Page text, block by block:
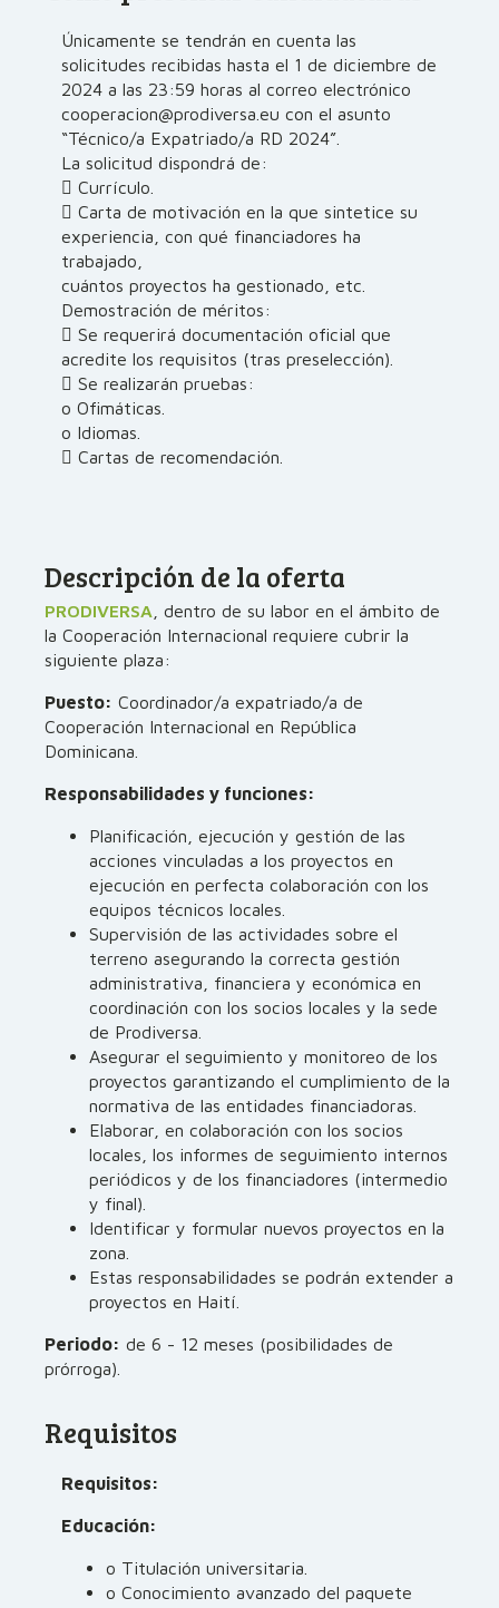
Únicamente se tendrán en cuenta las
solicitudes recibidas hasta el 1 de diciembre de
2024 a las 23:59 horas al correo electrónico
cooperacion@prodiversa.eu con el asunto
“Técnico/a Expatriado/a RD 2024”.
La solicitud dispondrá de:
 Currículo.
 Carta de motivación en la que sintetice su
experiencia, con qué financiadores ha
trabajado,
cuántos proyectos ha gestionado, etc.
Demostración de méritos:
 Se requerirá documentación oficial que
acredite los requisitos (tras preselección).
 Se realizarán pruebas:
o Ofimáticas.
o Idiomas.
 Cartas de recomendación.
Descripción de la oferta
PRODIVERSA , dentro de su labor en el ámbito de
la Cooperación Internacional requiere cubrir la
siguiente plaza:
Puesto: Coordinador/a expatriado/a de
Cooperación Internacional en República
Dominicana.
Responsabilidades y funciones:
Planificación, ejecución y gestión de las
acciones vinculadas a los proyectos en
ejecución en perfecta colaboración con los
equipos técnicos locales.
Supervisión de las actividades sobre el
terreno asegurando la correcta gestión
administrativa, financiera y económica en
coordinación con los socios locales y la sede
de Prodiversa.
Asegurar el seguimiento y monitoreo de los
proyectos garantizando el cumplimiento de la
normativa de las entidades financiadoras.
Elaborar, en colaboración con los socios
locales, los informes de seguimiento internos
periódicos y de los financiadores (intermedio
y final).
Identificar y formular nuevos proyectos en la
zona.
Estas responsabilidades se podrán extender a
proyectos en Haití.
Periodo: de 6 - 12 meses (posibilidades de
prórroga).
Requisitos
Requisitos:
Educación:
o Titulación universitaria.
o Conocimiento avanzado del paquete